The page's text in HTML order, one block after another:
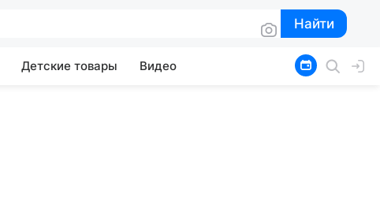
Найти
Найти
Детские товары Видео